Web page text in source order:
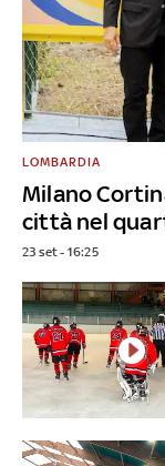
Milano
città nel
LOMBARDIA
23 set - 16:25